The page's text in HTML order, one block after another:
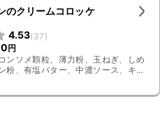
のクリームコロッケ
4.53(37 )
円
ンソメ顆粒、薄力粉、玉ねぎ、しめ
粉、有塩バター、中濃ソース、キャ